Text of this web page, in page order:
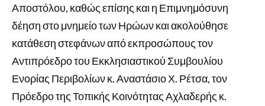
Αποστόλου, καθώς επίσης και η Επιμνημόσυνη
δέηση στο μνημείο των Ηρώων και ακολούθησε
κατάθεση στεφάνων από εκπροσώπους τον
Αντιπρόεδρο του Εκκλησιαστικού Συμβουλίου
Ενορίας Περιβολίων κ. Αναστάσιο Χ. Ρέτσα, τον
Πρόεδρο της Τοπικής Κοινότητας Αχλαδερής κ.